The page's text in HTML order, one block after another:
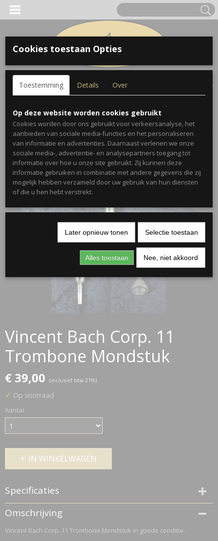
Inloggen Registreren
(0)
Home >Accessoires>Mondstukken> Vincent Bach Corp. 11
Trombone Mondstuk
Vincent Bach Corp. 11
Trombone Mondstuk
€ 39,00 (inclusief btw 21%)
✓ Op voorraad
Aantal
IN WINKELWAGEN
Specificaties
Netto gewicht
0,16 Kg
Bruto gewicht
Omschrijving
Vincent Bach Corp. 11 Trombone Mondstuk in goede conditie.
Cookies toestaan Opties
Toestemming Details Over
Op deze website worden cookies gebruikt
Cookies worden door ons gebruikt voor verkeersanalyse, het
aanbieden van sociale media-functies en het personaliseren
van informatie en advertenties. Daarnaast verlenen we onze
sociale media-, advertentie- en analysepartners toegang tot
informatie over hoe u onze site gebruikt. Zij kunnen deze
informatie gebruiken in combinatie met andere gegevens die zij
mogelijk hebben verzameld door uw gebruik van hun diensten
of die u hen hebt verstrekt.
Later opnieuw tonen Selectie toestaan
Alles toestaan Nee, niet akkoord